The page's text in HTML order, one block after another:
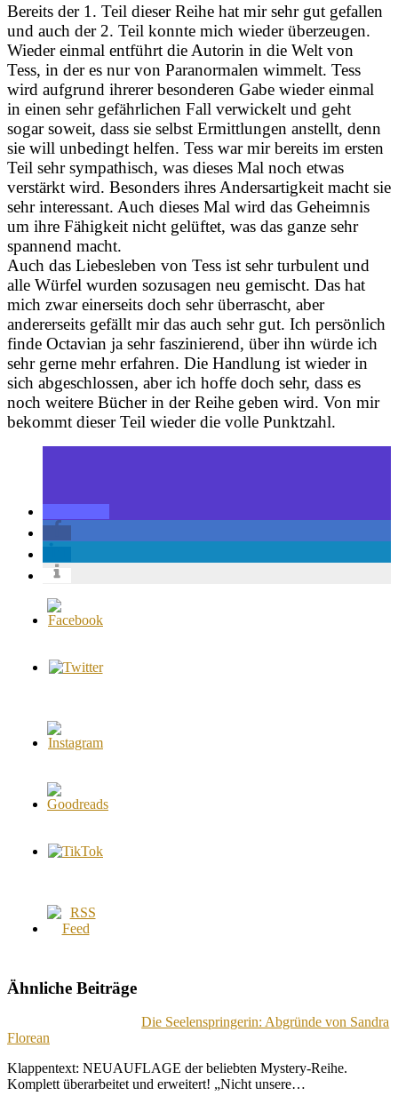
Bereits der 1. Teil dieser Reihe hat mir sehr gut gefallen
und auch der 2. Teil konnte mich wieder überzeugen.
Wieder einmal entführt die Autorin in die Welt von
Tess, in der es nur von Paranormalen wimmelt. Tess
wird aufgrund ihrerer besonderen Gabe wieder einmal
in einen sehr gefährlichen Fall verwickelt und geht
sogar soweit, dass sie selbst Ermittlungen anstellt, denn
sie will unbedingt helfen. Tess war mir bereits im ersten
Teil sehr sympathisch, was dieses Mal noch etwas
verstärkt wird. Besonders ihres Andersartigkeit macht sie
sehr interessant. Auch dieses Mal wird das Geheimnis
um ihre Fähigkeit nicht gelüftet, was das ganze sehr
spannend macht.
Auch das Liebesleben von Tess ist sehr turbulent und
alle Würfel wurden sozusagen neu gemischt. Das hat
mich zwar einerseits doch sehr überrascht, aber
andererseits gefällt mir das auch sehr gut. Ich persönlich
finde Octavian ja sehr faszinierend, über ihn würde ich
sehr gerne mehr erfahren. Die Handlung ist wieder in
sich abgeschlossen, aber ich hoffe doch sehr, dass es
noch weitere Bücher in der Reihe geben wird. Von mir
bekommt dieser Teil wieder die volle Punktzahl.
Ähnliche Beiträge
Die Seelenspringerin: Abgründe von Sandra
Florean
Klappentext: NEUAUFLAGE der beliebten Mystery-Reihe.
Komplett überarbeitet und erweitert! „Nicht unsere…